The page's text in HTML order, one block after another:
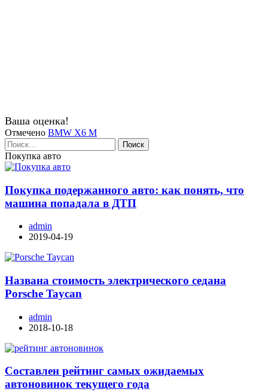
Ваша оценка!
Отмечено BMW X6 M
Найти:
Покупка авто
Покупка подержанного авто: как понять, что
машина попадала в ДТП
admin
2019-04-19
Названа стоимость электрического седана
Porsche Taycan
admin
2018-10-18
Составлен рейтинг самых ожидаемых
автоновинок текущего года